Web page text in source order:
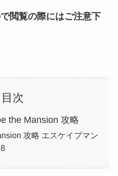
閲覧の際にはご注意下
目次
the Mansion 攻略
攻略 エスケイプマン